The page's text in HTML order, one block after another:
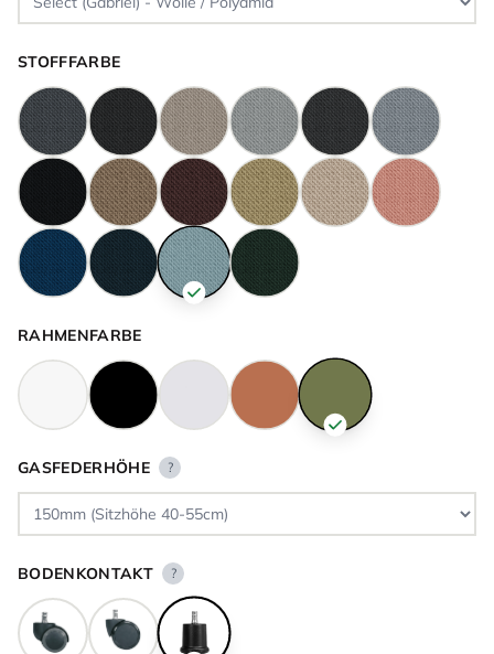
STOFFFARBE
RAHMENFARBE
GASFEDERHÖHE ?
BODENKONTAKT ?